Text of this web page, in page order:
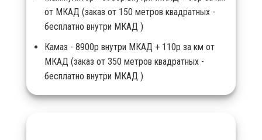
от МКАД (заказ от 150 метров квадратных -
бесплатно внутри МКАД )
Камаз - 8900р внутри МКАД + 110р за км от
МКАД (заказ от 350 метров квадратных -
бесплатно внутри МКАД )